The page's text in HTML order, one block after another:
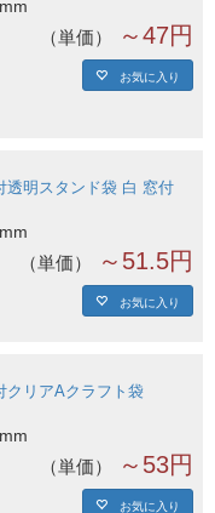
単価 ～47円
お気に入り
透明スタンド袋 白 窓付
単価 ～51.5円
お気に入り
クリアAクラフト袋
単価 ～53円
お気に入り